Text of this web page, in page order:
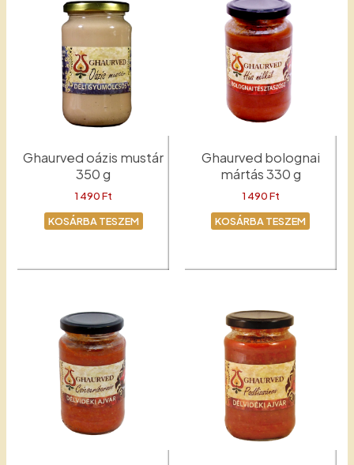
Ghaurved oázis mustár
350 g
1 490Ft
KOSÁRBA TESZEM
Ghaurved bolognai
mártás 330 g
1 490Ft
KOSÁRBA TESZEM